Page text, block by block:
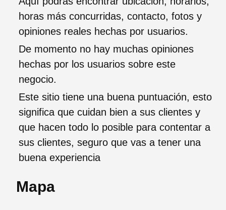
horas más concurridas, contacto, fotos y
opiniones reales hechas por usuarios.
De momento no hay muchas opiniones
hechas por los usuarios sobre este
negocio.
Este sitio tiene una buena puntuación, esto
significa que cuidan bien a sus clientes y
que hacen todo lo posible para contentar a
sus clientes, seguro que vas a tener una
buena experiencia
Mapa